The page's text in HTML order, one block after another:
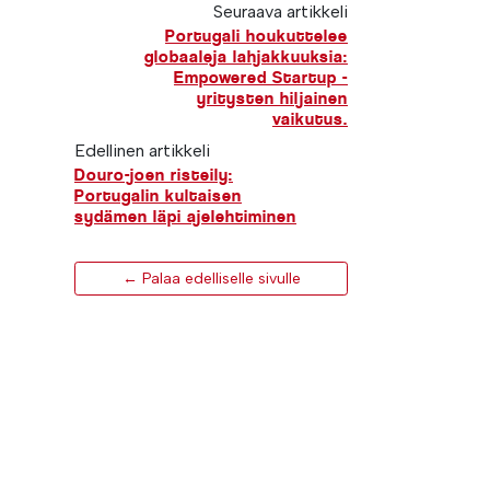
Seuraava artikkeli
Portugali houkuttelee
globaaleja lahjakkuuksia:
Empowered Startup -
yritysten hiljainen
vaikutus.
Edellinen artikkeli
Douro-joen risteily:
Portugalin kultaisen
sydämen läpi ajelehtiminen
← Palaa edelliselle sivulle